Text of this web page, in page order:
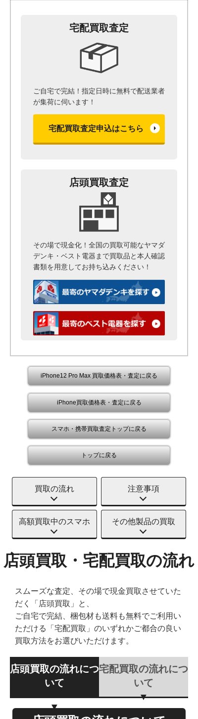
宅配買取査定
ご自宅で完結！指定日時に無料で配送業者
が集荷に伺います！
宅配買取査定申込はこちら
店頭買取査定
その場で現金化！全国の買取可能なヤマダ
デンキ・ベスト電器まで買取品と本人確認
書類を用意してお持ち込みください！
iPhone12 Pro Max 買取価格表・査定に戻る
iPhone買取価格表・査定に戻る
スマホ・携帯買取査定トップに戻る
トップに戻る
買取の流れ 注意事項
高額買取中のスマホ その他製品の買取
店頭買取・宅配買取の流れ
スムーズな査定、その場で現金買取させていた
だく「店頭買取」と、
ご自宅で完結、梱包材も送料も無料でご利用い
ただける「宅配買取」のいずれかご都合の良い
買取方法をお選びいただけます。
店頭買取の流れにつ
いて
宅配買取の流れにつ
いて